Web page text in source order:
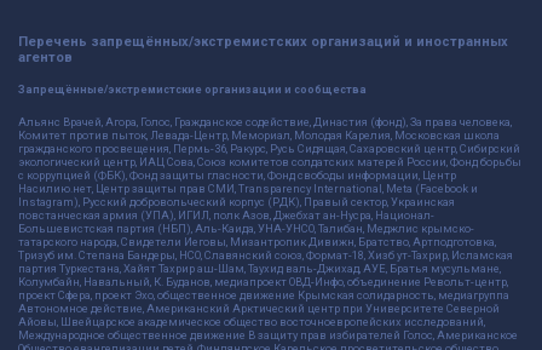
Перечень запрещённых/экстремистских организаций и иностранных
агентов
Запрещённые/экстремистские организации и сообщества
Альянс Врачей, Агора, Голос, Гражданское содействие, Династия (фонд), За права человека,
Комитет против пыток, Левада-Центр, Мемориал, Молодая Карелия, Московская школа
гражданского просвещения, Пермь-36, Ракурс, Русь Сидящая, Сахаровский центр, Сибирский
экологический центр, ИАЦ Сова, Союз комитетов солдатских матерей России, Фонд борьбы
с коррупцией (ФБК), Фонд защиты гласности, Фонд свободы информации, Центр
Насилию.нет, Центр защиты прав СМИ, Transparency International, Meta (Facebook и
Instagram), Русский добровольческий корпус (РДК), Правый сектор, Украинская
повстанческая армия (УПА), ИГИЛ, полк Азов, Джебхат ан-Нусра, Национал-
Большевистская партия (НБП), Аль-Каида, УНА-УНСО, Талибан, Меджлис крымско-
татарского народа, Свидетели Иеговы, Мизантропик Дивижн, Братство, Артподготовка,
Тризуб им. Степана Бандеры, НСО, Славянский союз, Формат-18, Хизб ут-Тахрир, Исламская
партия Туркестана, Хайят Тахрир аш-Шам, Таухид валь-Джихад, АУЕ, Братья мусульмане,
Колумбайн, Навальный, К. Буданов, медиапроект ОВД-Инфо, объединение Револьт-центр,
проект Сфера, проект Эхо, общественное движение Крымская солидарность, медиагруппа
Автономное действие, Американский Арктический центр при Университете Северной
Айовы, Швейцарское академическое общество восточноевропейских исследований,
Международное общественное движение В защиту прав избирателей Голос, Американское